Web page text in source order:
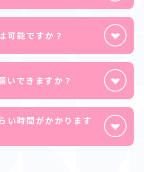
通常6〜8日ほどでお届けしま
2日以内）をご希望の場合は追
ンロード形式）にてお送りいた
可能ですか？
気に入りのお洋服をお持ち込み
に含まれる無料レンタル衣装も
。
いできますか？
イクスタッフが担当いたします
イクでお越しいただいても大丈夫
い時間がかかります